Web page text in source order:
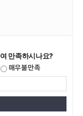
만족하시나요?
매우불만족